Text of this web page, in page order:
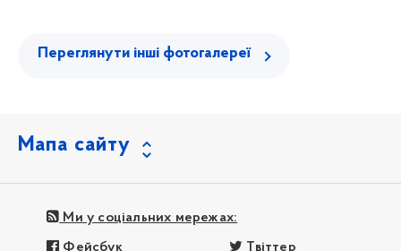
Переглянути інші фотогалереї
Мапа сайту
Ми у соціальних мережах:
Фейсбук Твіттер